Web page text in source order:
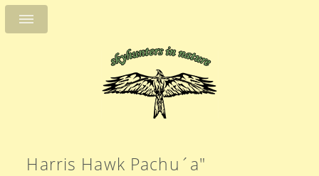
Harris Hawk Pachu´a"